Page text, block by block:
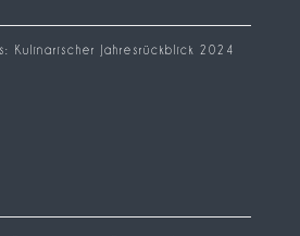
Kulinarischer Jahresrückblick 2024